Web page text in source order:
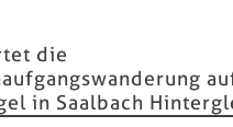
die
in Saalbach